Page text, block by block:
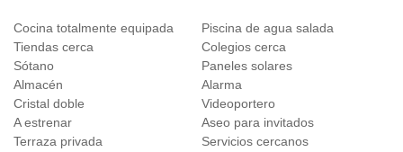
Cocina totalmente equipada
Piscina de agua salada
Tiendas cerca
Colegios cerca
Sótano
Paneles solares
Almacén
Alarma
Cristal doble
Videoportero
A estrenar
Aseo para invitados
Terraza privada
Servicios cercanos